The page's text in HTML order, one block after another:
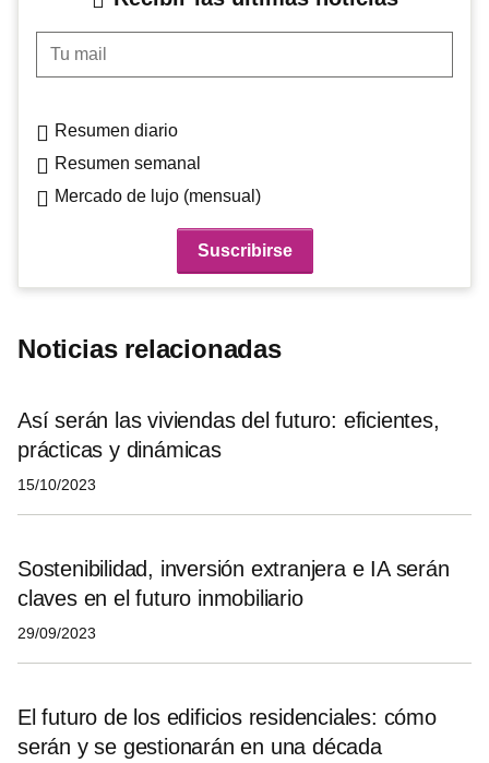
Tu mail
Resumen diario
Resumen semanal
Mercado de lujo (mensual)
Noticias relacionadas
Así serán las viviendas del futuro: eficientes,
prácticas y dinámicas
15/10/2023
Sostenibilidad, inversión extranjera e IA serán
claves en el futuro inmobiliario
29/09/2023
El futuro de los edificios residenciales: cómo
serán y se gestionarán en una década